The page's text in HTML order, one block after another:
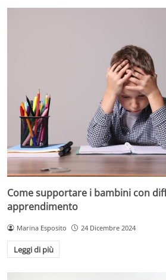
Come supportare i bambini con
apprendimento
Marina Esposito 24 Dicembre 2024
Leggi di più